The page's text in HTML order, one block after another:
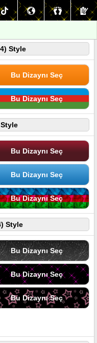
Style
Bu Dizaynı Seç
Bu Dizaynı Seç
Bu Dizaynı Seç
Bu Dizaynı Seç
Bu Dizaynı Seç
Style
Bu Dizaynı Seç
Bu Dizaynı Seç
Bu Dizaynı Seç